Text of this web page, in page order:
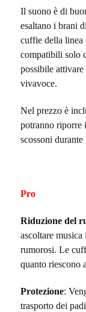
Il suono è di
esaltano i brani
cuffie della linea
compatibili solo
possibile
vivavoce.
Nel prezzo è
potranno riporre
scossoni
Pro
Riduzione del
ascoltare
rumorosi. Le
quanto riescono
Protezione:
trasporto dei